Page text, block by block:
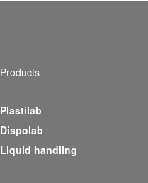
Products
Plastilab
Dispolab
Liquid handling